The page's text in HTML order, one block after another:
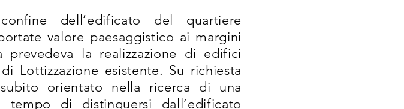
dell’edificato del quartiere
valore paesaggistico ai margini
la realizzazione di edifici
Lottizzazione esistente. Su richiesta
orientato nella ricerca di una
di distinguersi dall’edificato